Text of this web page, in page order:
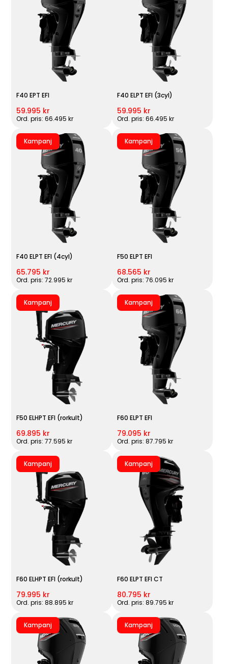
F40 EPT EFI
59.995 kr
Ord. pris: 66.495 kr
F40 ELPT EFI (3cyl)
59.995 kr
Ord. pris: 66.495 kr
Kampanj
F40 ELPT EFI (4cyl)
65.795 kr
Ord. pris: 72.995 kr
Kampanj
F50 ELPT EFI
68.565 kr
Ord. pris: 76.095 kr
Kampanj
F50 ELHPT EFI (rorkult)
69.895 kr
Ord. pris: 77.595 kr
Kampanj
F60 ELPT EFI
79.095 kr
Ord. pris: 87.795 kr
Kampanj
F60 ELHPT EFI (rorkult)
79.995 kr
Ord. pris: 88.895 kr
Kampanj
F60 ELPT EFI CT
80.795 kr
Ord. pris: 89.795 kr
Kampanj Kampanj